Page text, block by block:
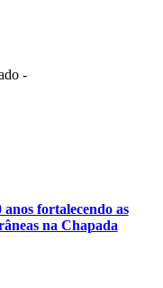
-
fortalecendo as
na Chapada